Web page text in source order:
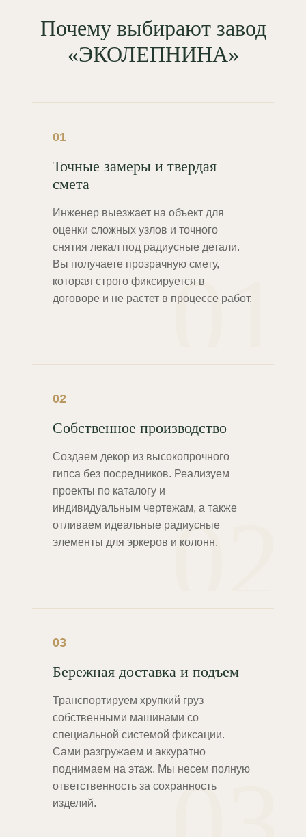
Почему выбирают завод
«ЭКОЛЕПНИНА»
01
01
Точные замеры и твердая
смета
Инженер выезжает на объект для
оценки сложных узлов и точного
снятия лекал под радиусные детали.
Вы получаете прозрачную смету,
которая строго фиксируется в
договоре и не растет в процессе работ.
02
02
Собственное производство
Создаем декор из высокопрочного
гипса без посредников. Реализуем
проекты по каталогу и
индивидуальным чертежам, а также
отливаем идеальные радиусные
элементы для эркеров и колонн.
03
Бережная доставка и подъем
Транспортируем хрупкий груз
собственными машинами со
специальной системой фиксации.
Сами разгружаем и аккуратно
поднимаем на этаж. Мы несем полную
ответственность за сохранность
изделий.